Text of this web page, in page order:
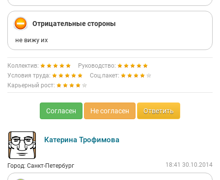
Отрицательные стороны
не вижу их
Коллектив:
Руководство:
Условия труда:
Соц.пакет:
Карьерный рост:
Согласен Не согласен Ответить
Катерина Трофимова
Город: Санкт-Петербург 18:41 30.10.2014